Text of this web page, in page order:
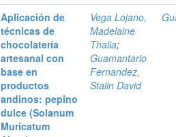
Aplicación de
técnicas de
chocolatería
artesanal con
base en
productos
andinos: pepino
dulce (Solanum
Muricatum
Vega Lojano,
Madelaine
Thalia;
Guamantario
Fernandez,
Stalin David